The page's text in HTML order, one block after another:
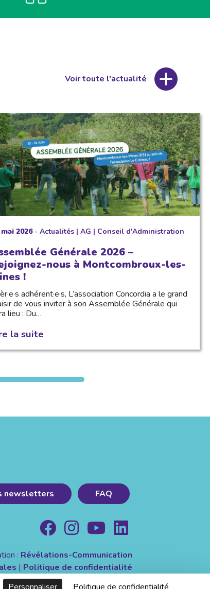
Voir toute l'actualité
2026- Actualités| AG | Conseil d'Administration
Générale 2026 –
nous à Montcombroux-les-
!
adhérent·e·s, L’association Concordia a le grand
de vous inviter à son Assemblée Générale qui
lieu : Du…
la suite
newsletters FAQ
: Révélations-Communication
| Politique de confidentialité